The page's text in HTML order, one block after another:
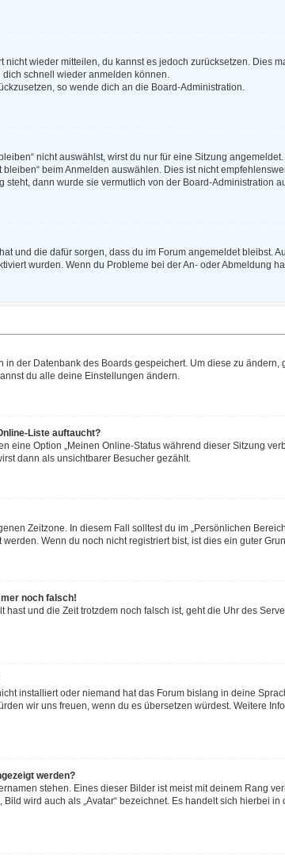
wieder mitteilen, du kannst es jedoch zurücksetzen. Dies
dich schnell wieder anmelden können.
so wende dich an die Board-Administration.
nicht auswählst, wirst du nur für eine Sitzung
beim Anmelden auswählen. Dies ist nicht
steht, dann wurde sie vermutlich von der Board-Administration
und die dafür sorgen, dass du im Forum angemeldet
wurden. Wenn du Probleme bei der An- oder Abmeldung
der Datenbank des Boards gespeichert. Um diese zu
du alle deine Einstellungen ändern.
Liste auftaucht?
eine Option „Meinen Online-Status während dieser Sitzung
dann als unsichtbarer Besucher gezählt.
Zeitzone. In diesem Fall solltest du im „Persönlichen
Wenn du noch nicht registriert bist, ist dies ein guter
noch falsch!
und die Zeit trotzdem noch falsch ist, geht die Uhr des
installiert oder niemand hat das Forum bislang in deine
wir uns freuen, wenn du es übersetzen würdest. Weitere
werden?
stehen. Eines dieser Bilder ist meist mit deinem Rang
wird auch als „Avatar“ bezeichnet. Es handelt sich hierbei